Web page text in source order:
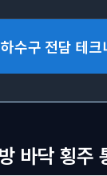
하수구 전담 테
바닥 횡주